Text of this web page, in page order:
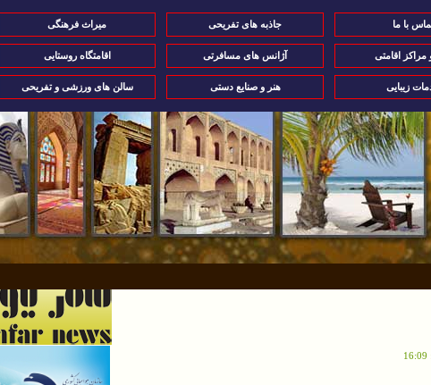
با ما جاذبه های تفریحی میراث فرهنگی
مراکز اقامتی آژانس های مسافرتی اقامتگاه روستایی
زیبایی هنر و صنایع دستی سالن های ورزشی و تفریحی